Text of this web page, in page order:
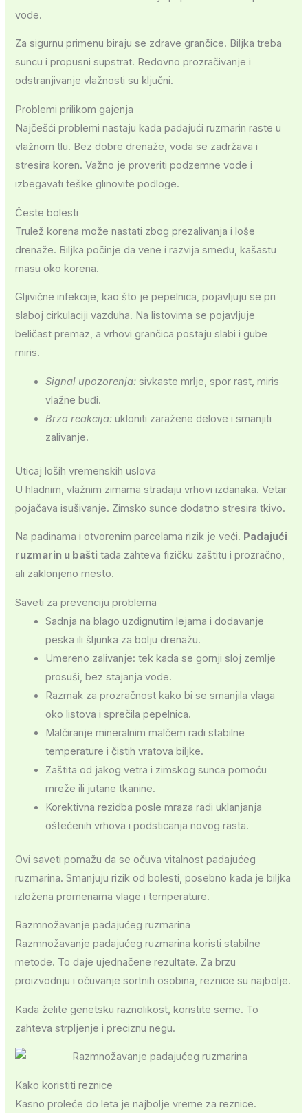
vode.
Za sigurnu primenu biraju se zdrave grančice. Biljka treba
suncu i propusni supstrat. Redovno prozračivanje i
odstranjivanje vlažnosti su ključni.
Problemi prilikom gajenja
Najčešći problemi nastaju kada padajući ruzmarin raste u
vlažnom tlu. Bez dobre drenaže, voda se zadržava i
stresira koren. Važno je proveriti podzemne vode i
izbegavati teške glinovite podloge.
Česte bolesti
Trulež korena može nastati zbog prezalivanja i loše
drenaže. Biljka počinje da vene i razvija smeđu, kašastu
masu oko korena.
Gljivične infekcije, kao što je pepelnica, pojavljuju se pri
slaboj cirkulaciji vazduha. Na listovima se pojavljuje
beličast premaz, a vrhovi grančica postaju slabi i gube
miris.
Signal upozorenja: sivkaste mrlje, spor rast, miris
vlažne buđi.
Brza reakcija: ukloniti zaražene delove i smanjiti
zalivanje.
Uticaj loših vremenskih uslova
U hladnim, vlažnim zimama stradaju vrhovi izdanaka. Vetar
pojačava isušivanje. Zimsko sunce dodatno stresira tkivo.
Na padinama i otvorenim parcelama rizik je veći. Padajući
ruzmarin u bašti tada zahteva fizičku zaštitu i prozračno,
ali zaklonjeno mesto.
Saveti za prevenciju problema
Sadnja na blago uzdignutim lejama i dodavanje
peska ili šljunka za bolju drenažu.
Umereno zalivanje: tek kada se gornji sloj zemlje
prosuši, bez stajanja vode.
Razmak za prozračnost kako bi se smanjila vlaga
oko listova i sprečila pepelnica.
Malčiranje mineralnim malčem radi stabilne
temperature i čistih vratova biljke.
Zaštita od jakog vetra i zimskog sunca pomoću
mreže ili jutane tkanine.
Korektivna rezidba posle mraza radi uklanjanja
oštećenih vrhova i podsticanja novog rasta.
Ovi saveti pomažu da se očuva vitalnost padajućeg
ruzmarina. Smanjuju rizik od bolesti, posebno kada je biljka
izložena promenama vlage i temperature.
Razmnožavanje padajućeg ruzmarina
Razmnožavanje padajućeg ruzmarina koristi stabilne
metode. To daje ujednačene rezultate. Za brzu
proizvodnju i očuvanje sortnih osobina, reznice su najbolje.
Kada želite genetsku raznolikost, koristite seme. To
zahteva strpljenje i preciznu negu.
Kako koristiti reznice
Kasno proleće do leta je najbolje vreme za reznice.